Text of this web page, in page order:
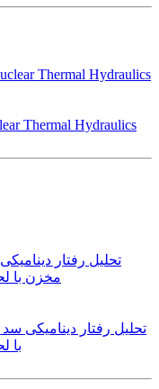
Thermal Hydraulics
تحلیل رفتار دینامیکی
با